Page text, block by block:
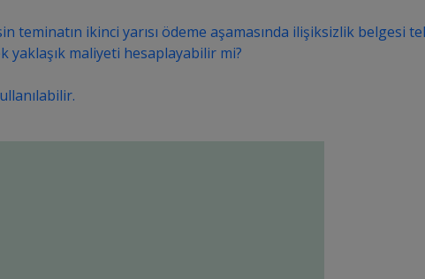
ikinci yarısı ödeme aşamasında ilişiksizlik belgesi
yaklaşık maliyeti hesaplayabilir mi?